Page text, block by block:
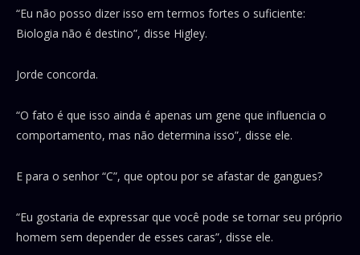
“Eu não posso dizer isso em termos fortes o suficiente:
Biologia não é destino”, disse Higley.
Jorde concorda.
“O fato é que isso ainda é apenas um gene que influencia o
comportamento, mas não determina isso”, disse ele.
E para o senhor “C”, que optou por se afastar de gangues?
“Eu gostaria de expressar que você pode se tornar seu próprio
homem sem depender de esses caras”, disse ele.